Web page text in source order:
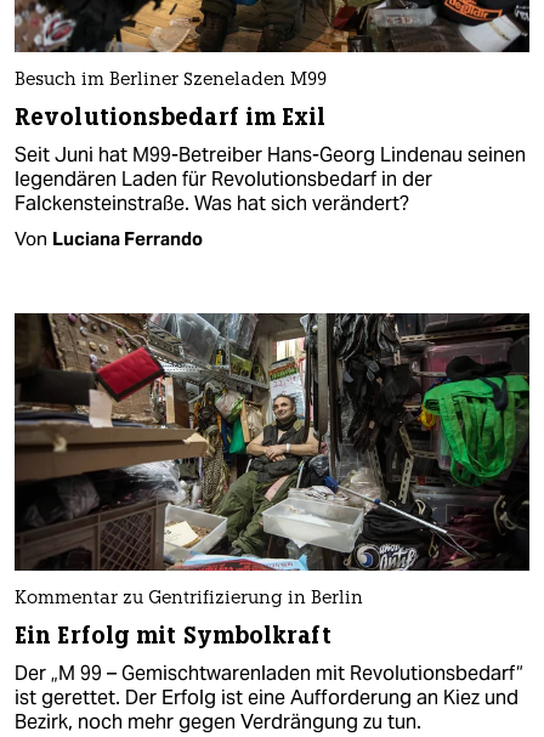
Besuch im Berliner Szeneladen M99
Revolutionsbedarf im Exil
Seit Juni hat M99-Betreiber Hans-Georg Lindenau seinen
legendären Laden für Revolutionsbedarf in der
Falckensteinstraße. Was hat sich verändert?
Von Luciana Ferrando
Kommentar zu Gentrifizierung in Berlin
Ein Erfolg mit Symbolkraft
Der „M 99 – Gemischtwarenladen mit Revolutionsbedarf“
ist gerettet. Der Erfolg ist eine Aufforderung an Kiez und
Bezirk, noch mehr gegen Verdrängung zu tun.